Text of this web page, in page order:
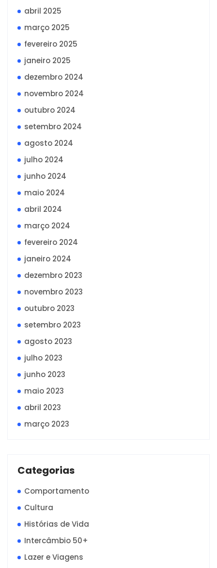
abril 2025
março 2025
fevereiro 2025
janeiro 2025
dezembro 2024
novembro 2024
outubro 2024
setembro 2024
agosto 2024
julho 2024
junho 2024
maio 2024
abril 2024
março 2024
fevereiro 2024
janeiro 2024
dezembro 2023
novembro 2023
outubro 2023
setembro 2023
agosto 2023
julho 2023
junho 2023
maio 2023
abril 2023
março 2023
Categorias
Comportamento
Cultura
Histórias de Vida
Intercâmbio 50+
Lazer e Viagens